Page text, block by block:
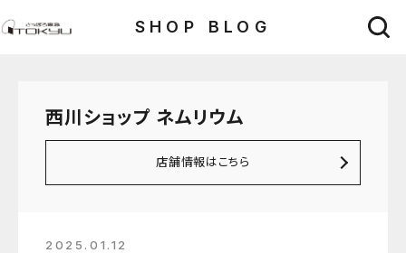
SHOP BLOG
西川ショップ ネムリウム
店舗情報はこちら
2025.01.12